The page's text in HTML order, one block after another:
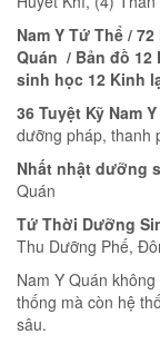
Nam Y Tứ Thể /
Quán / Bản đồ 12
sinh học 12 Kinh
36 Tuyệt Kỹ Nam
dưỡng pháp, thanh
Nhất nhật dưỡng
Quán
Tứ Thời Dưỡng
Thu Dưỡng Phế,
Nam Y Quán
thống mà còn hệ
sâu.